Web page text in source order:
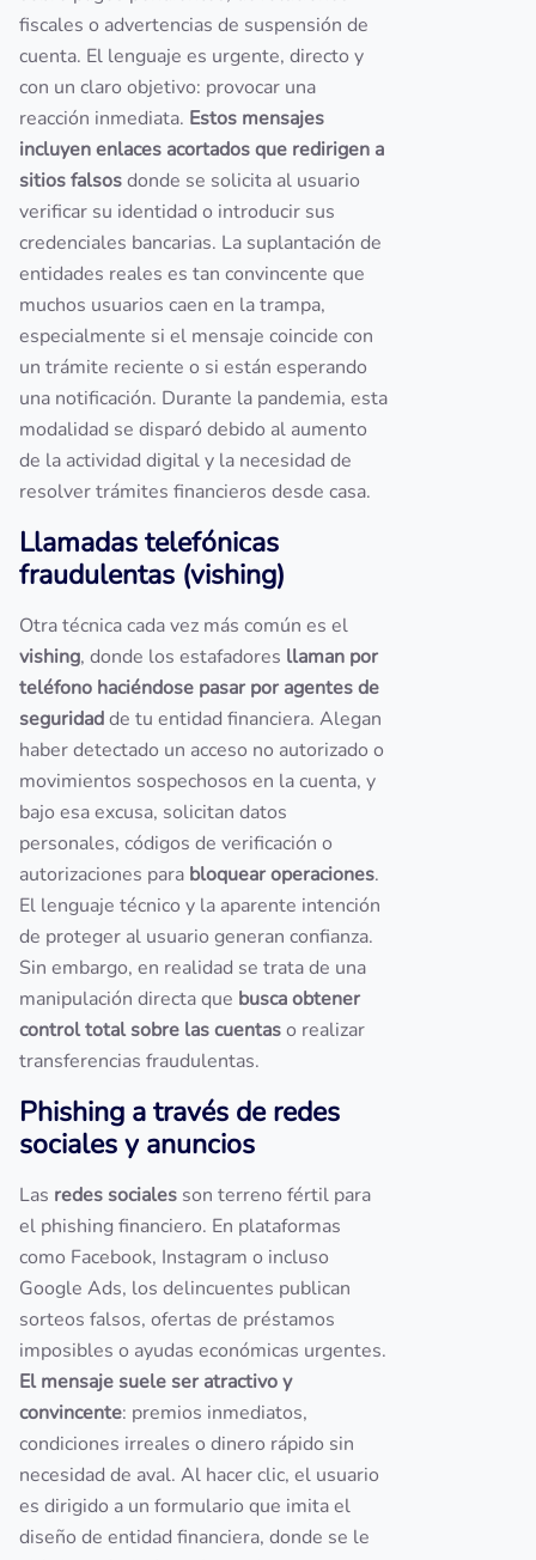
fiscales o advertencias de suspensión de
cuenta. El lenguaje es urgente, directo y
con un claro objetivo: provocar una
reacción inmediata. Estos mensajes
incluyen enlaces acortados que redirigen a
sitios falsosdonde se solicita al usuario
verificar su identidad o introducir sus
credenciales bancarias. La suplantación de
entidades reales es tan convincente que
muchos usuarios caen en la trampa,
especialmente si el mensaje coincide con
un trámite reciente o si están esperando
una notificación. Durante la pandemia, esta
modalidad se disparó debido al aumento
de la actividad digital y la necesidad de
resolver trámites financieros desde casa.
Llamadas telefónicas
fraudulentas (vishing)
Otra técnica cada vez más común es el
vishing, donde los estafadores llaman por
teléfono haciéndose pasar por agentes de
seguridadde tu entidad financiera. Alegan
haber detectado un acceso no autorizado o
movimientos sospechosos en la cuenta, y
bajo esa excusa, solicitan datos
personales, códigos de verificación o
autorizaciones para bloquear operaciones.
El lenguaje técnico y la aparente intención
de proteger al usuario generan confianza.
Sin embargo, en realidad se trata de una
manipulación directa que busca obtener
control total sobre las cuentaso realizar
transferencias fraudulentas.
Phishing a través de redes
sociales y anuncios
Las redes sociales son terreno fértil para
el phishing financiero. En plataformas
como Facebook, Instagram o incluso
Google Ads, los delincuentes publican
sorteos falsos, ofertas de préstamos
imposibles o ayudas económicas urgentes.
El mensaje suele ser atractivo y
convincente: premios inmediatos,
condiciones irreales o dinero rápido sin
necesidad de aval. Al hacer clic, el usuario
es dirigido a un formulario que imita el
diseño de entidad financiera, donde se le